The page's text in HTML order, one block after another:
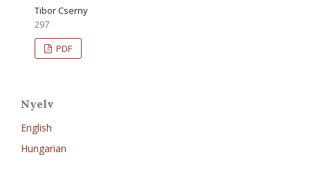
Tibor Cserny
297
PDF
Nyelv
English
Hungarian